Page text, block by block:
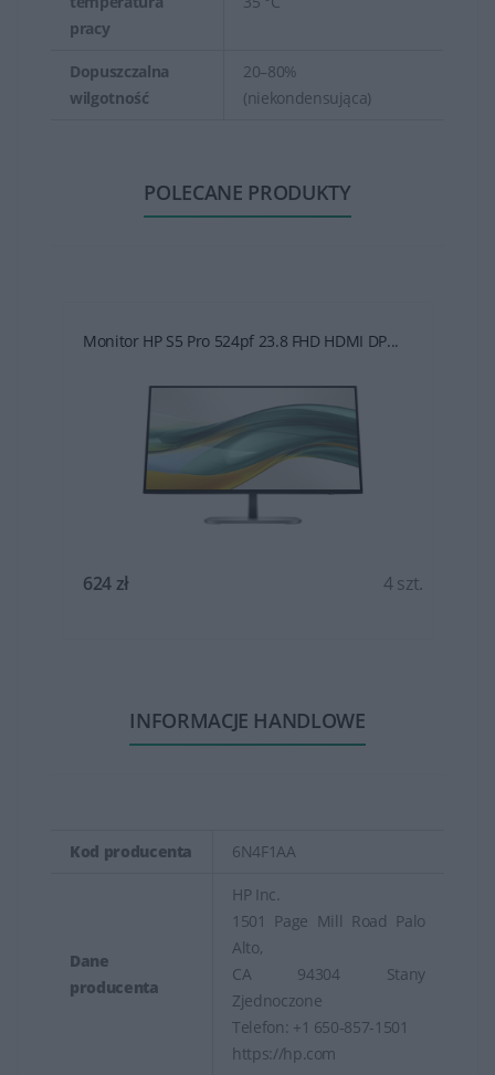
pracy
Dopuszczalna
wilgotność
20–80%
(niekondensująca)
POLECANE PRODUKTY
Monitor HP S5 Pro 524pf 23.8 FHD HDMI DP...
624 zł 4 szt.
INFORMACJE HANDLOWE
Kod producenta 6N4F1AA
Dane
producenta
HP Inc.
1501 Page Mill Road Palo
Alto,
CA 94304 Stany
Zjednoczone
Telefon: +1 650-857-1501
https://hp.com